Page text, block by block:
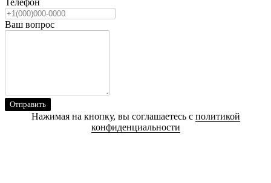
Телефон
Ваш вопрос
Отправить
Нажимая на кнопку, вы соглашаетесь с политикой
конфиденциальности